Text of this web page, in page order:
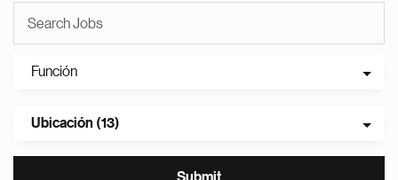
Función
Ubicación (13)